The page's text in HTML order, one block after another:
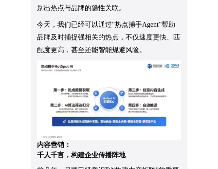
别出热点与品牌的隐性关联。
今天，我们已经可以通过“热点捕手Agent”帮助
品牌及时捕捉强相关的热点，不仅速度更快、匹
配度更高，甚至还能智能规避风险。
内容营销：
千人千言，构建企业传播阵地